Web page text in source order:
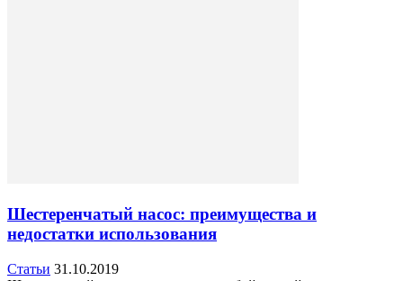
Шестеренчатый насос: преимущества и
недостатки использования
Статьи 31.10.2019